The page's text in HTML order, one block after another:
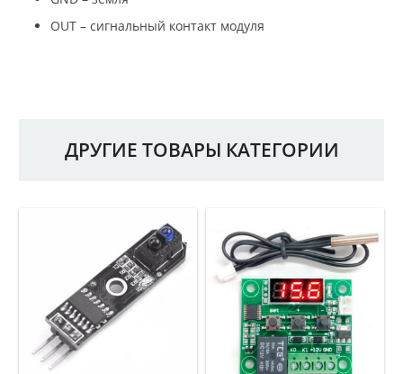
OUT – сигнальный контакт модуля
ДРУГИЕ ТОВАРЫ КАТЕГОРИИ